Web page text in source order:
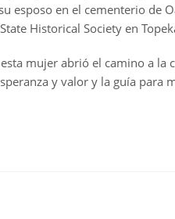
esposo en el cementerio de
Historical Society en
mujer abrió el camino a la
y valor y la guía para